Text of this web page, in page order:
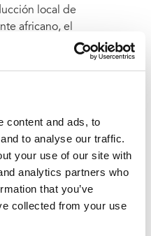
content and ads, to
to analyse our traffic.
your use of our site with
analytics partners who
that you’ve
collected from your use
local de
africano, el
y el desarrollo de
salud pública como
Michel Sidibé,
sostuvo con los
Guinea Ecuatorial, Mali
en la importante
sanitaria entre China
a la mejora del
de fármacos en